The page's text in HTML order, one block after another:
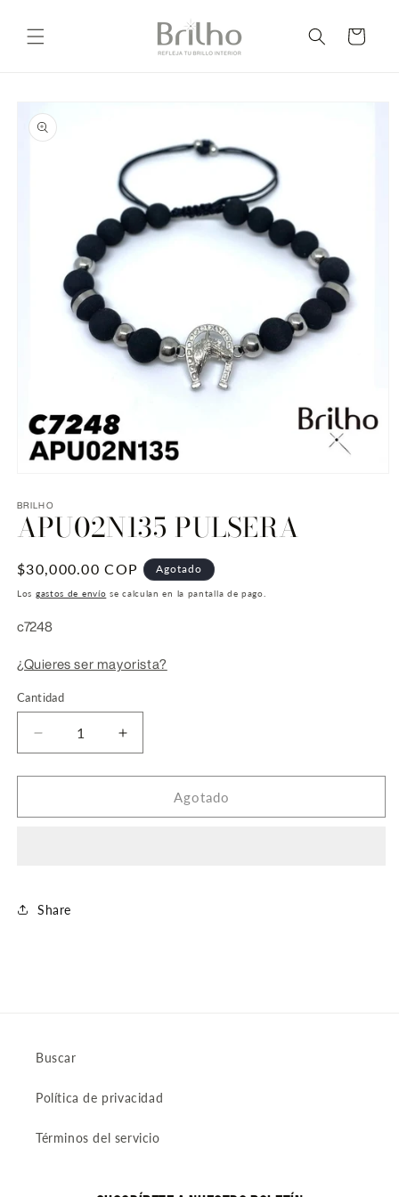
al contenido
Carrito
a la
información
multimedia
en
modal
BRILHO
APU02N135 PULSERA
Precio
habitual
$30,000.00 COP Agotado
Los gastos de envío se calculan en la pantalla de pago.
SKU:
c7248
¿Quieres ser mayorista?
Cantidad
Reducir
cantidad
para
PULSERA
Aumentar
cantidad
para
APU02N135
PULSERA
Agotado
Share
Buscar
Política de privacidad
Términos del servicio